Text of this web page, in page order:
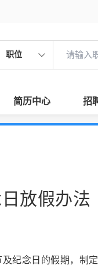
职位
简历中心 招
放假办法
纪念日的假期，